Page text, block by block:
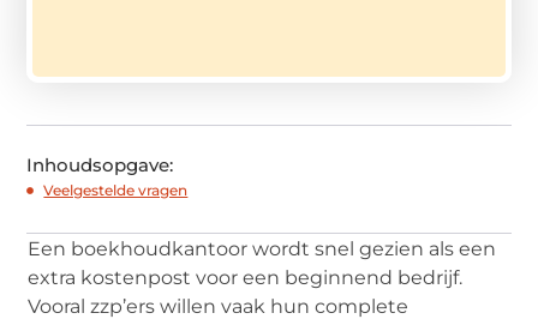
Inhoudsopgave:
Veelgestelde vragen
Een boekhoudkantoor wordt snel gezien als een
extra kostenpost voor een beginnend bedrijf.
Vooral zzp’ers willen vaak hun complete